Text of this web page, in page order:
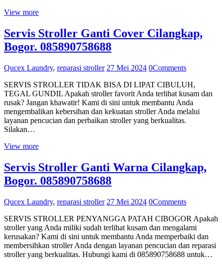
View more
Servis Stroller Ganti Cover Cilangkap,
Bogor. 085890758688
Qucex Laundry, reparasi stroller 27 Mei 2024 0Comments
SERVIS STROLLER TIDAK BISA DI LIPAT CIBULUH,
TEGAL GUNDIL Apakah stroller favorit Anda terlihat kusam dan
rusak? Jangan khawatir! Kami di sini untuk membantu Anda
mengembalikan kebersihan dan kekuatan stroller Anda melalui
layanan pencucian dan perbaikan stroller yang berkualitas.
Silakan…
View more
Servis Stroller Ganti Warna Cilangkap,
Bogor. 085890758688
Qucex Laundry, reparasi stroller 27 Mei 2024 0Comments
SERVIS STROLLER PENYANGGA PATAH CIBOGOR Apakah
stroller yang Anda miliki sudah terlihat kusam dan mengalami
kerusakan? Kami di sini untuk membantu Anda memperbaiki dan
membersihkan stroller Anda dengan layanan pencucian dan reparasi
stroller yang berkualitas. Hubungi kami di 085890758688 untuk…